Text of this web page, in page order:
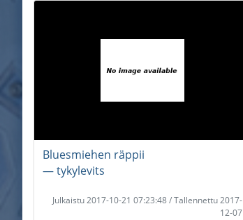
Bluesmiehen räppii
― tykylevits
Julkaistu 2017-10-21 07:23:48 / Tallennettu 2017-
12-07